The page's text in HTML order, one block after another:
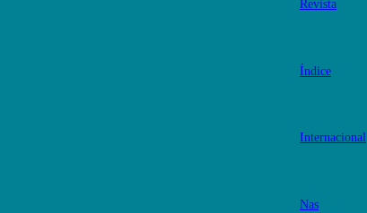
Revista
Índice
Internacional
Nas